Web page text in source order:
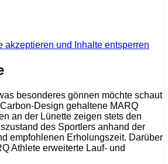
akzeptieren und Inhalte entsperren
besonderes gönnen möchte schaut
Design gehaltene MARQ
an der Lünette zeigen stets den
des Sportlers anhand der
empfohlenen Erholungszeit. Darüber
Athlete erweiterte Lauf- und